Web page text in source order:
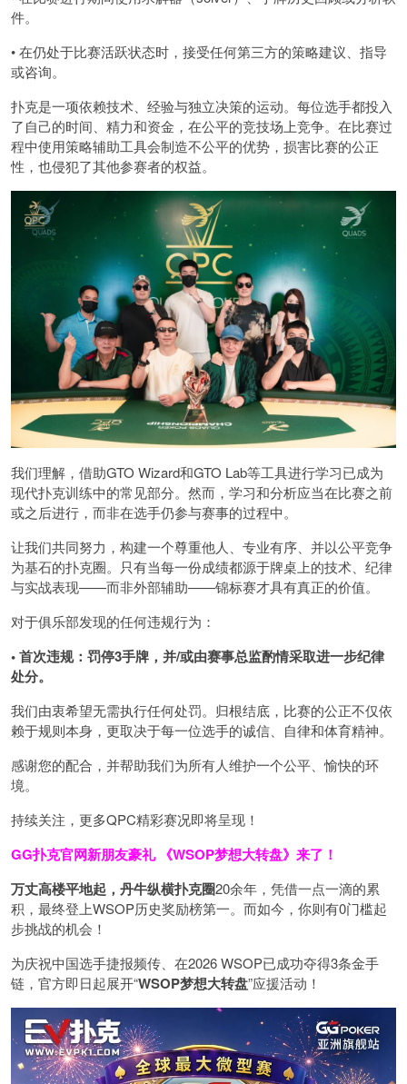
件。
• 在仍处于比赛活跃状态时，接受任何第三方的策略建议、指导
或咨询。
扑克是一项依赖技术、经验与独立决策的运动。每位选手都投入
了自己的时间、精力和资金，在公平的竞技场上竞争。在比赛过
程中使用策略辅助工具会制造不公平的优势，损害比赛的公正
性，也侵犯了其他参赛者的权益。
我们理解，借助GTO Wizard和GTO Lab等工具进行学习已成为
现代扑克训练中的常见部分。然而，学习和分析应当在比赛之前
或之后进行，而非在选手仍参与赛事的过程中。
让我们共同努力，构建一个尊重他人、专业有序、并以公平竞争
为基石的扑克圈。只有当每一份成绩都源于牌桌上的技术、纪律
与实战表现——而非外部辅助——锦标赛才具有真正的价值。
对于俱乐部发现的任何违规行为：
• 首次违规：罚停3手牌，并/或由赛事总监酌情采取进一步纪律
处分。
我们由衷希望无需执行任何处罚。归根结底，比赛的公正不仅依
赖于规则本身，更取决于每一位选手的诚信、自律和体育精神。
感谢您的配合，并帮助我们为所有人维护一个公平、愉快的环
境。
持续关注，更多QPC精彩赛况即将呈现！
GG扑克官网新朋友豪礼 《WSOP梦想大转盘》来了！
万丈高楼平地起，丹牛纵横扑克圈20余年，凭借一点一滴的累
积，最终登上WSOP历史奖励榜第一。而如今，你则有0门槛起
步挑战的机会！
为庆祝中国选手捷报频传、在2026 WSOP已成功夺得3条金手
链，官方即日起展开“WSOP梦想大转盘”应援活动！